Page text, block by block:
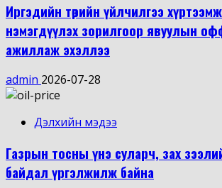
Иргэдийн төрийн үйлчилгээ
нэмэгдүүлэх зорилгоор явуулын
ажиллаж эхэллээ
admin 2026-07-28
Дэлхийн мэдээ
Газрын тосны үнэ суларч, зах
байдал үргэлжилж байна